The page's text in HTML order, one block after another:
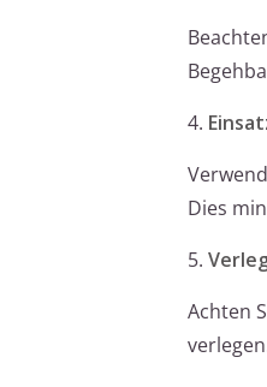
4.
Dies
5.
Achten